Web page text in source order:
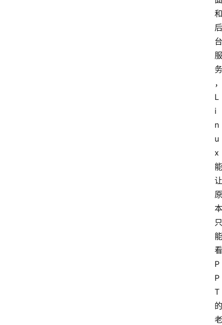
和
后
台
服
务
，
L
i
n
u
x
能
让
原
本
只
能
看
P
P
T
的
老